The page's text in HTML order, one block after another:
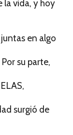
vida, y hoy
en algo
su parte,
surgió de